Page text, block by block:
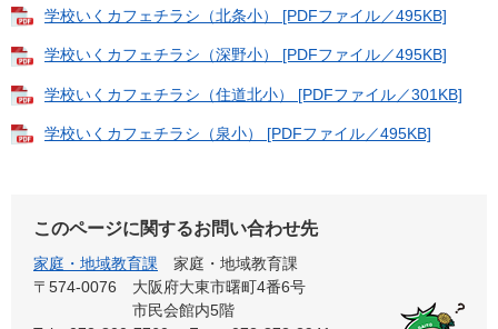
学校いくカフェチラシ（北条小） [PDFファイル／495KB]
学校いくカフェチラシ（深野小） [PDFファイル／495KB]
学校いくカフェチラシ（住道北小） [PDFファイル／301KB]
学校いくカフェチラシ（泉小） [PDFファイル／495KB]
このページに関するお問い合わせ先
家庭・地域教育課
家庭・地域教育課
〒574-0076
大阪府大東市曙町4番6号
市民会館内5階